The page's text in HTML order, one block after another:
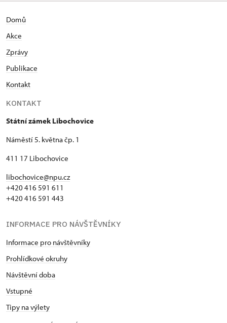
Domů
Akce
Zprávy
Publikace
Kontakt
KONTAKT
Státní zámek Libochovice
Náměstí 5. května čp. 1
411 17 Libochovice
libochovice@npu.cz
+420 416 591 611
+420 416 591 443
INFORMACE PRO NÁVŠTĚVNÍKY
Informace pro návštěvníky
Prohlídkové okruhy
Návštěvní doba
Vstupné
Tipy na výlety